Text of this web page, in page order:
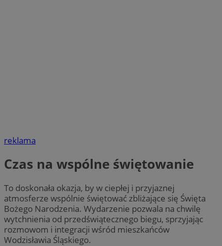
reklama
Czas na wspólne świętowanie
To doskonała okazja, by w ciepłej i przyjaznej
atmosferze wspólnie świętować zbliżające się Święta
Bożego Narodzenia. Wydarzenie pozwala na chwilę
wytchnienia od przedświątecznego biegu, sprzyjając
rozmowom i integracji wśród mieszkańców
Wodzisławia Śląskiego.